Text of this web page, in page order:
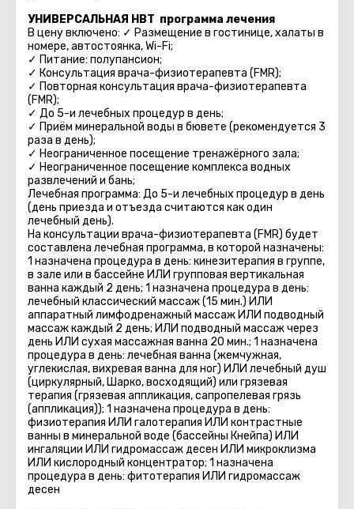
УНИВЕРСАЛЬНАЯ HBT программа лечения
В цену включено: ✓ Размещение в гостинице, халаты в
номере, автостоянка, Wi-Fi;
✓ Питание: полупансион;
✓ Консультация врача-физиотерапевта (FMR);
✓ Повторная консультация врача-физиотерапевта
(FMR);
✓ До 5-и лечебных процедур в день;
✓ Приём минеральной воды в бювете (рекомендуется 3
раза в день);
✓ Неограниченное посещение тренажёрного зала;
✓ Неограниченное посещение комплекса водных
развлечений и бань;
Лечебная программа: До 5-и лечебных процедур в день
(день приезда и отъезда считаются как один
лечебный день).
На консультации врача-физиотерапевта (FMR) будет
составлена лечебная программа, в которой назначены:
1 назначена процедура в день: кинезитерапия в группе,
в зале или в бассейне ИЛИ групповая вертикальная
ванна каждый 2 день; 1 назначена процедура в день:
лечебный классический массаж (15 мин.) ИЛИ
аппаратный лимфодренажный массаж ИЛИ подводный
массаж каждый 2 день; ИЛИ подводный массаж через
день ИЛИ сухая массажная ванна 20 мин.; 1 назначена
процедура в день: лечебная ванна (жемчужная,
углекислая, вихревая ванна для ног) ИЛИ лечебный душ
(циркулярный, Шарко, восходящий) или грязевая
терапия (грязевая аппликация, сапропелевая грязь
(аппликация)); 1 назначена процедура в день:
физиотерапия ИЛИ галотерапия ИЛИ контрастные
ванны в минеральной воде (бассейны Кнейпa) ИЛИ
ингаляции ИЛИ гидромассаж десен ИЛИ микроклизмa
ИЛИ кислородный концентратор; 1 назначена
процедура в день: фитотерапия ИЛИ гидромассаж
десен